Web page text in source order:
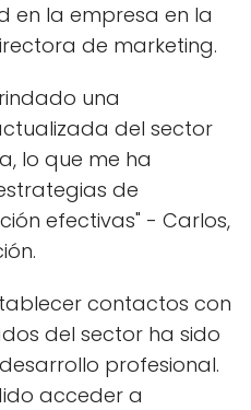
en la empresa en la
de marketing.
una
del sector
lo que me ha
de
efectivas" - Carlos,
contactos con
del sector ha sido
profesional.
acceder a